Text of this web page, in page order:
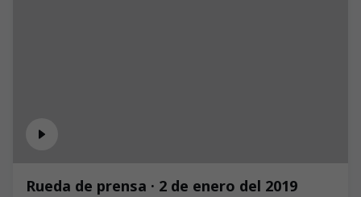
Rueda de prensa · 2 de enero del 2019